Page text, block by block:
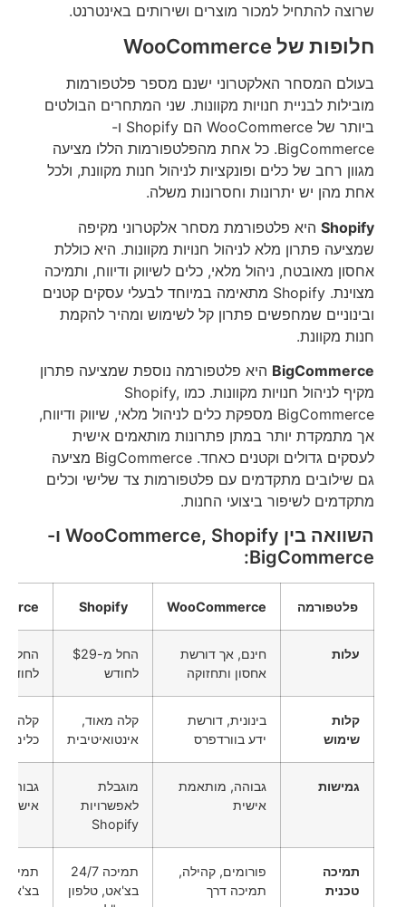
שרוצה להתחיל למכור מוצרים ושירותים באינטרנט.
חלופות של WooCommerce
בעולם המסחר האלקטרוני ישנם מספר פלטפורמות
מובילות לבניית חנויות מקוונות. שני המתחרים הבולטים
ביותר של WooCommerce הם Shopify ו-
BigCommerce. כל אחת מהפלטפורמות הללו מציעה
מגוון רחב של כלים ופונקציות לניהול חנות מקוונת, ולכל
אחת מהן יש יתרונות וחסרונות משלה.
Shopify היא פלטפורמת מסחר אלקטרוני מקיפה
שמציעה פתרון מלא לניהול חנויות מקוונות. היא כוללת
אחסון מאובטח, ניהול מלאי, כלים לשיווק ודיווח, ותמיכה
מצוינת. Shopify מתאימה במיוחד לבעלי עסקים קטנים
ובינוניים שמחפשים פתרון קל לשימוש ומהיר להקמת
חנות מקוונת.
BigCommerce היא פלטפורמה נוספת שמציעה פתרון
מקיף לניהול חנויות מקוונות. כמו Shopify,
BigCommerce מספקת כלים לניהול מלאי, שיווק ודיווח,
אך מתמקדת יותר במתן פתרונות מותאמים אישית
לעסקים גדולים וקטנים כאחד. BigCommerce מציעה
גם שילובים מתקדמים עם פלטפורמות צד שלישי וכלים
מתקדמים לשיפור ביצועי החנות.
השוואה בין WooCommerce, Shopify ו-
BigCommerce:
פלטפורמה WooCommerce
Shopify
עלות
חינם, אך דורשת
אחסון ותחזוקה
החל מ-$29
לחודש
לחודש
קלות
שימוש
בינונית, דורשת
ידע בוורדפרס
קלה מאוד,
אינטואיטיבית
קלה
כלים
גמישות
גבוהה, מותאמת
אישית
מוגבלת
לאפשרויות
Shopify
אישית
תמיכה
טכנית
פורומים, קהילה,
תמיכה דרך
תמיכה 24/7
בצ'אט, טלפון
בצ'אט,